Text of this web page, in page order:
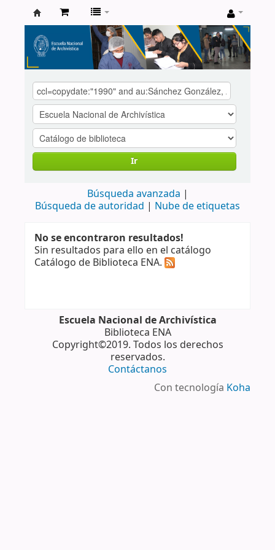
Catálogo
de
Biblioteca
ENA
Ir
Búsqueda avanzada
Búsqueda de autoridad
Nube de etiquetas
No se encontraron resultados!
Sin resultados para ello en el catálogo
Catálogo de Biblioteca ENA.
Escuela Nacional de Archivística
Biblioteca ENA
Copyright©2019. Todos los derechos
reservados.
Contáctanos
Con tecnología Koha